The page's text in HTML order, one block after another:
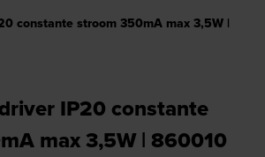
constante stroom 350mA max 3,5W |
IP20 constante
max 3,5W | 860010